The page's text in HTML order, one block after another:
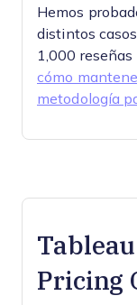
Hemos
distintos
1,000
cómo
metodología
Pricing